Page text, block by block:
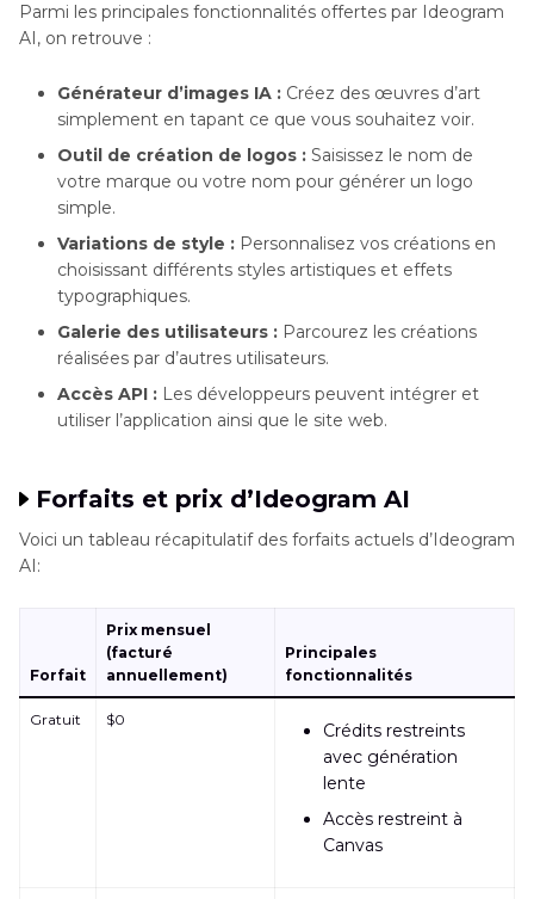
Parmi les principales fonctionnalités offertes par Ideogram
AI, on retrouve :
Générateur d’images IA : Créez des œuvres d’art
simplement en tapant ce que vous souhaitez voir.
Outil de création de logos : Saisissez le nom de
votre marque ou votre nom pour générer un logo
simple.
Variations de style : Personnalisez vos créations en
choisissant différents styles artistiques et effets
typographiques.
Galerie des utilisateurs : Parcourez les créations
réalisées par d’autres utilisateurs.
Accès API : Les développeurs peuvent intégrer et
utiliser l’application ainsi que le site web.
Forfaits et prix d’Ideogram AI
Voici un tableau récapitulatif des forfaits actuels d’Ideogram
AI:
Forfait
Prix mensuel
(facturé
annuellement)
Principales
fonctionnalités
Gratuit $0
Crédits restreints
avec génération
lente
Accès restreint à
Canvas